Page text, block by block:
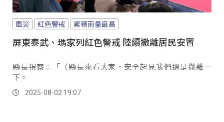
風災 紅色警戒 累積雨量最高
屏東泰武、瑪家列紅色警戒 陸續撤離居民安置
縣長視察：「（縣長來看大家，安全起見我們還是撤離一
下。
2025-08-02 19:07